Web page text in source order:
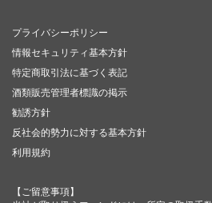
プライバシーポリシー
情報セキュリティ基本方針
特定商取引法に基づく表記
酒類販売管理者標識の掲示
勧誘方針
反社会的勢力に対する基本方針
利用規約
【ご留意事項】